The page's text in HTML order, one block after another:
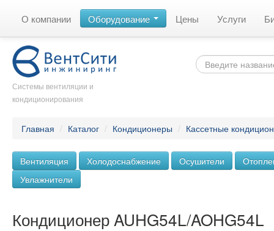
О компании Оборудование Цены Услуги
Системы вентиляции и
кондиционирования
Главная / Каталог / Кондиционеры / Кассетные
Вентиляция Холодоснабжение Осушители
Увлажнители
Кондиционер AUHG54L/AOHG54L